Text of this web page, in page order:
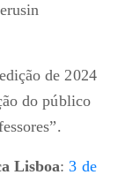
de 2024
do público
Lisboa:3 de